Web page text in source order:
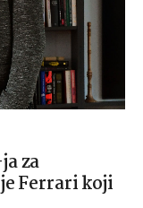
za
Ferrari koji